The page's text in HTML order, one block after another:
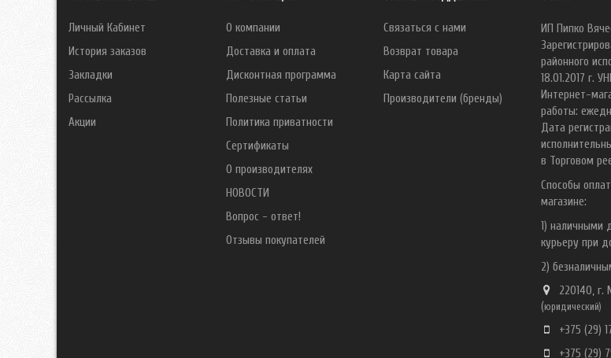
Личный Кабинет
История заказов
Закладки
Рассылка
Акции
О компании
Доставка и оплата
Дисконтная программа
Полезные статьи
Политика приватности
Сертификаты
О производителях
НОВОСТИ
Вопрос - ответ!
Отзывы покупателей
Связаться с нами
Возврат товара
Карта сайта
Производители (бренды)
ИП Пипко
районного
18.01.2017 г.
Интернет-
работы:
Дата
в Торговом
Способы
магазине:
1) наличными
курьеру при
2)
220140, г.
(юридический)
+375 (29)
+375 (29)